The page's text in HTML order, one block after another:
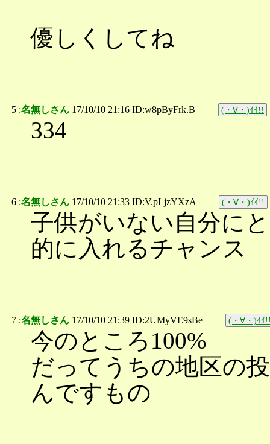
優しくしてね
5 :名無しさん 17/10/10 21:16 ID:w8pByFrk.B (・∀・)ｲｲ!!
334
6 :名無しさん 17/10/10 21:33 ID:V.pLjzYXzA (・∀・)ｲｲ!!
子供がいない自分に
的に入れるチャンス
7 :名無しさん 17/10/10 21:39 ID:2UMyVE9sBe (・∀・)ｲｲ
今のところ100%
だってうちの地区の
んですもの